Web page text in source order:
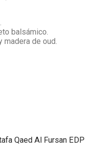
balsámico.
madera de oud.
Qaed Al Fursan EDP